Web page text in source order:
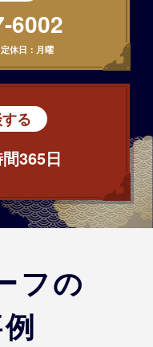
6002
定休日：月曜
る
365日
フの